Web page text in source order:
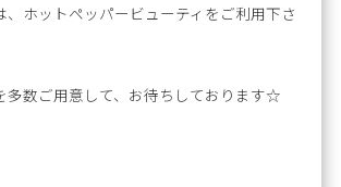
、ホットペッパービューティをご利用下さ
多数ご用意して、お待ちしております☆